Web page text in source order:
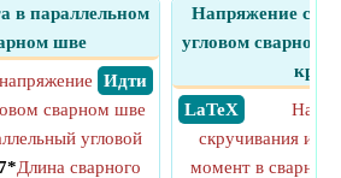
в параллельном
шве
​ Идти
сварном шве
угловой
Длина сварного
Напряжение
угловом сварном
​ LaTeX
скручивания и
момент в сварном